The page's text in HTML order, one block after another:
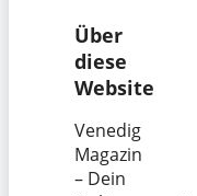
Über
diese
Website
Venedig
Magazin
– Dein